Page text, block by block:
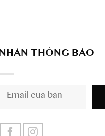
NHẬN THÔNG BÁO